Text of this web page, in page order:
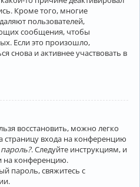
Кроме того, многие
пользователей,
сообщения, чтобы
Если это произошло,
снова и активнее участвовать в
восстановить, можно легко
страницу входа на конференцию
. Следуйте инструкциям, и
на конференцию.
пароль, свяжитесь с